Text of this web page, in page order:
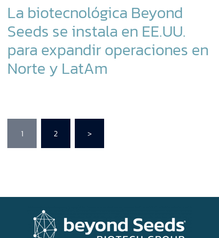
La biotecnológica Beyond
Seeds se instala en EE.UU.
para expandir operaciones en
Norte y LatAm
1 2 >